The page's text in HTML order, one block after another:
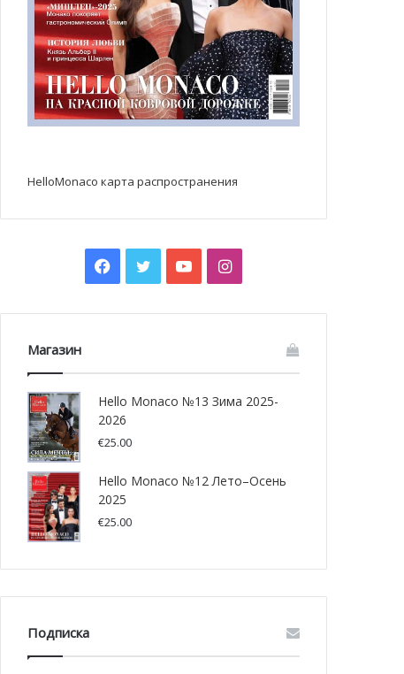
HelloMonaco карта распространения
Facebook
TwitterYouTubeInstagram
Магазин
Hello Monaco №13 Зима 2025-
2026
€25.00
Hello Monaco №12 Лето–Осень
2025
€25.00
Подписка